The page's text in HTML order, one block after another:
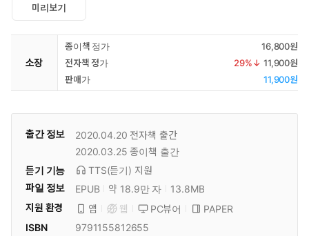
미리보기
소장
종이책 정가
16,800원
전자책 정가
29%↓ 11,900원
판매가
11,900원
출간 정보 2020.04.20 전자책 출간
2020.03.25 종이책 출간
듣기 기능
TTS(듣기) 지원
파일 정보
EPUB 약 18.9만 자
13.8MB
지원 환경
앱 웹 PC뷰어
PAPER
ISBN
9791155812655